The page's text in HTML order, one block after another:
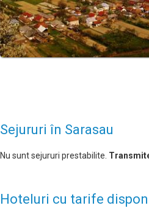
Sejururi în Sarasau
Nu sunt sejururi prestabilite.
Hoteluri cu tarife